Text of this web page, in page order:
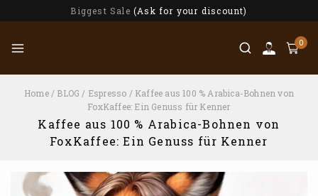
Biggest Sale (Ask for your discount)
0
Home / BLOG / Espresso / Kaffee aus 100 % Arabica-Bohnen von
FoxKaffee: Ein Genuss für Kenner
Kaffee aus 100 % Arabica-Bohnen von
FoxKaffee: Ein Genuss für Kenner